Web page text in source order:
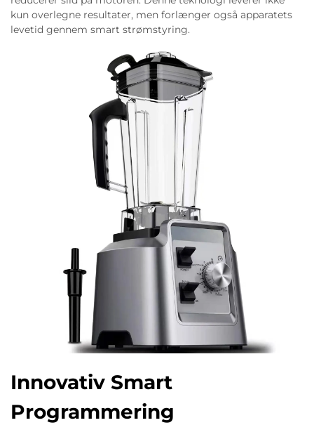
kun overlegne resultater, men forlænger også apparatets
levetid gennem smart strømstyring.
Innovativ Smart
Programmering